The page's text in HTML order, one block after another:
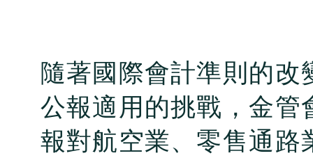
隨著國際會計準則的
公報適用的挑戰，金管
報對航空業、零售通路